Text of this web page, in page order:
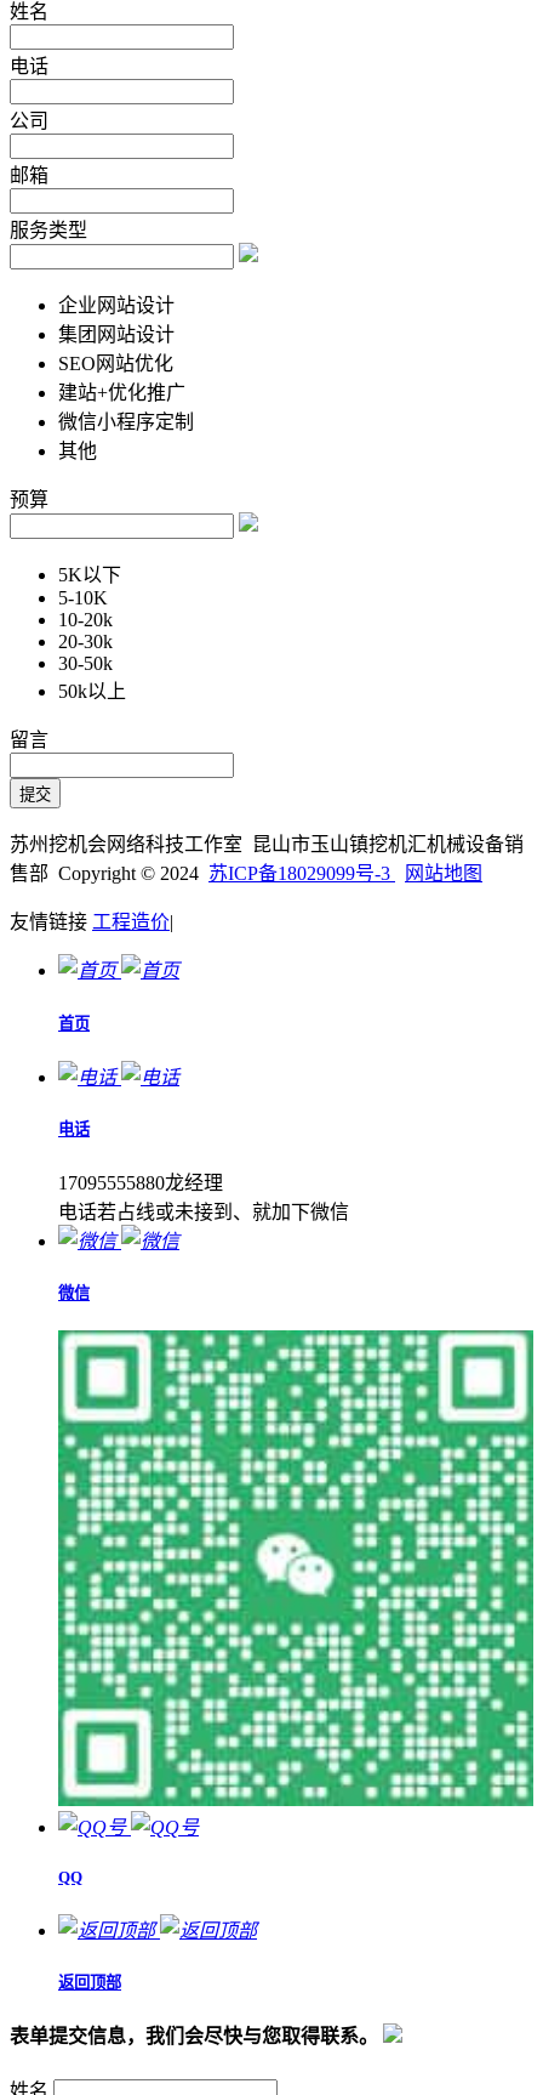
姓名
电话
公司
邮箱
服务类型
企业网站设计
集团网站设计
SEO网站优化
建站+优化推广
微信小程序定制
其他
预算
5K以下
5-10K
10-20k
20-30k
30-50k
50k以上
留言
苏州挖机会网络科技工作室 昆山市玉山镇挖机汇机械设备销
售部 Copyright © 2024 苏ICP备18029099号-3 网站地图
友情链接 工程造价|
首页
电话
17095555880龙经理
电话若占线或未接到、就加下微信
微信
QQ
返回顶部
表单提交信息，我们会尽快与您取得联系。